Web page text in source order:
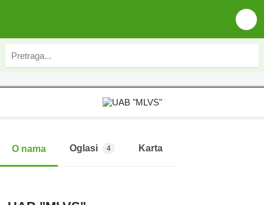
O nama Oglasi 4 Karta